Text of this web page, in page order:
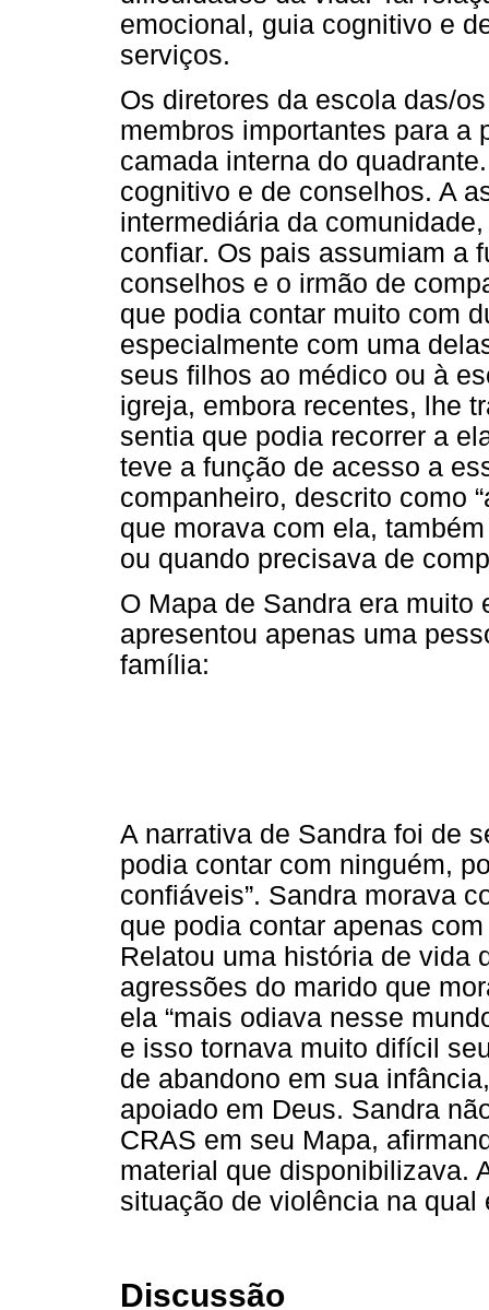
emocional, guia cognitivo e
serviços.
Os diretores da escola das/
membros importantes para a
camada interna do
cognitivo e de conselhos. A
intermediária da
confiar. Os pais assumiam a
conselhos e o irmão de
que podia contar muito com
especialmente com uma
seus filhos ao médico ou à
igreja, embora recentes, lhe
sentia que podia recorrer a
teve a função de acesso a
companheiro, descrito como
que morava com ela,
ou quando precisava de
O Mapa de Sandra era muito
apresentou apenas uma
família:
A narrativa de Sandra foi de
podia contar com ninguém,
confiáveis”. Sandra morava
que podia contar apenas
Relatou uma história de vida
agressões do marido que
ela “mais odiava nesse
e isso tornava muito difícil
de abandono em sua
apoiado em Deus. Sandra
CRAS em seu Mapa,
material que disponibilizava.
situação de violência na qual
Discussão